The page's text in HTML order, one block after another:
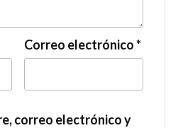
Correo electrónico*
correo electrónico y